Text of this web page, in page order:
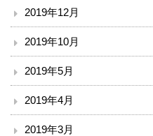
2019年12月
2019年10月
2019年5月
2019年4月
2019年3月